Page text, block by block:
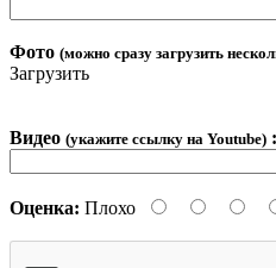
Фото (можно сразу загрузить
Загрузить
Видео (укажите ссылку на Youtube) :
Оценка: Плохо